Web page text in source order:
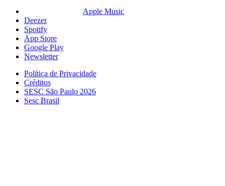
Apple Music
Deezer
Spotify
App Store
Google Play
Newsletter
Política de Privacidade
Créditos
SESC São Paulo 2026
Sesc Brasil